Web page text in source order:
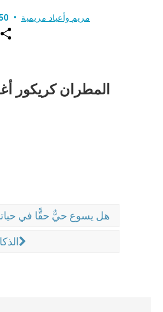
مريم وأعياد مريمية
w
المطران كريكور
هل يسوع حيٌّ حقًّا في